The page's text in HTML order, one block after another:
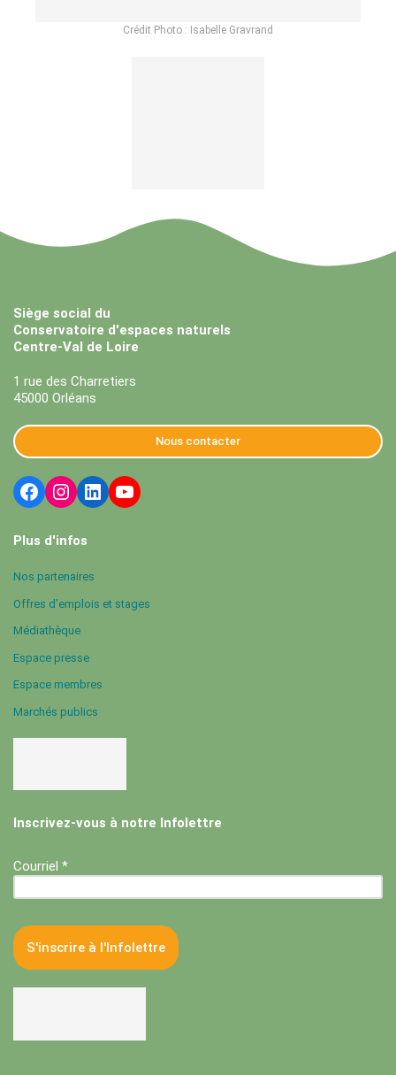
Crédit Photo : Isabelle Gravrand
Siège social du
Conservatoire d'espaces naturels
Centre-Val de Loire
1 rue des Charretiers
45000 Orléans
Nous contacter
Plus d'infos
Nos partenaires
Offres d’emplois et stages
Médiathèque
Espace presse
Espace membres
Marchés publics
Inscrivez-vous à notre Infolettre
Courriel *